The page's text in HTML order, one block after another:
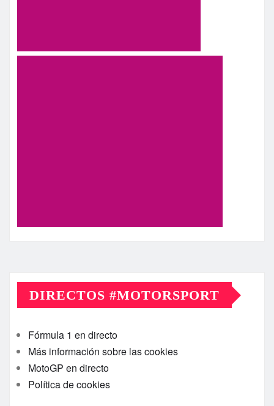
DIRECTOS #MOTORSPORT
Fórmula 1 en directo
Más información sobre las cookies
MotoGP en directo
Política de cookies